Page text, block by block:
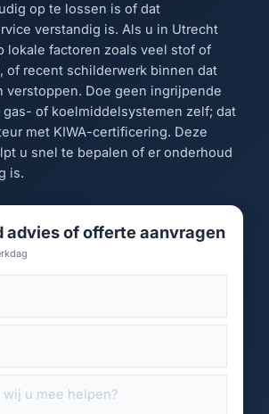
op te lossen is of dat
verstandig is. Als u in Utrecht
lokale factoren zoals veel stof of
of recent schilderwerk binnen dat
verstoppen. Doe geen ingrijpende
gas- of koelmiddelsystemen zelf; dat
met KIWA-certificering. Deze
u snel te bepalen of er onderhoud
is.
advies of offerte aanvragen